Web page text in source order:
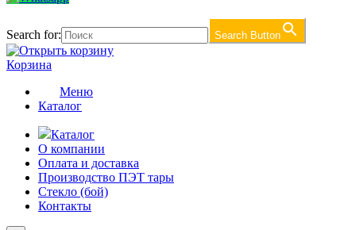
Search for: Search Button
Корзина
Меню
Каталог
Каталог
О компании
Оплата и доставка
Производство ПЭТ тары
Стекло (бой)
Контакты